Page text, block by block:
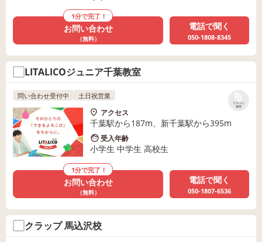
1分で完了！
お問い合わせ
（無料）
電話で聞く
050-1808-8345
LITALICOジュニア千葉教室
リストに
保存
問い合わせ受付中 土日祝営業
アクセス
千葉駅から187m、新千葉駅から395m
受入年齢
小学生 中学生 高校生
1分で完了！
お問い合わせ
（無料）
電話で聞く
050-1807-6536
クラップ 馬込沢校